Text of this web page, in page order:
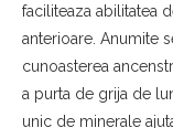
faciliteaza abilitatea
anterioare. Anumite
cunoasterea
a purta de grija de
unic de minerale